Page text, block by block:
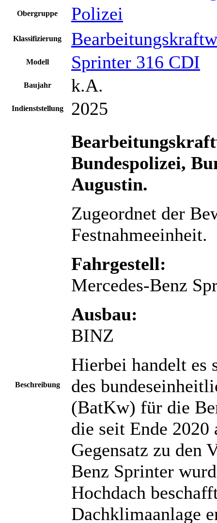
Obergruppe Polizei
Klassifizierung
Modell Sprinter 316 CDI
Baujahr k.A.
Indienststellung 2025
Beschreibung
Bundespolizei,
Augustin.
Zugeordnet der
Festnahmeeinheit.
Fahrgestell:
Mercedes-Benz
Ausbau:
BINZ
Hierbei handelt es
des
(BatKw) für die
die seit Ende
Gegensatz zu den
Benz Sprinter
Hochdach
Dachklimaanlage